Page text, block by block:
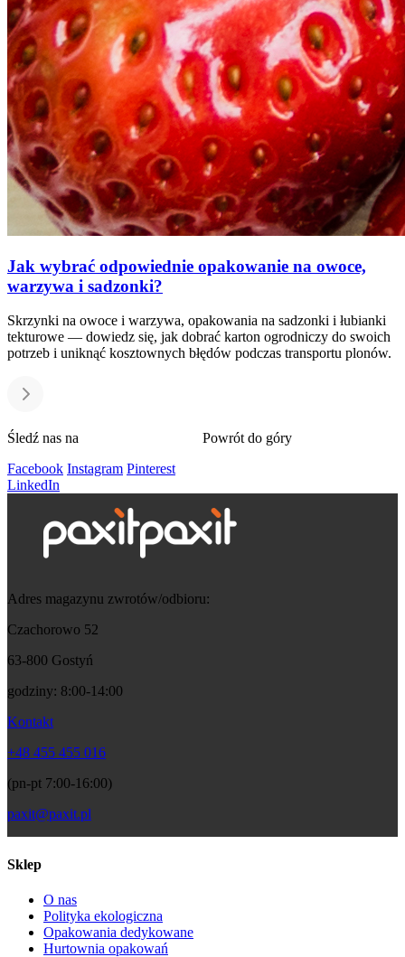
Jak wybrać odpowiednie opakowanie na owoce,
warzywa i sadzonki?
Skrzynki na owoce i warzywa, opakowania na sadzonki i łubianki
tekturowe — dowiedz się, jak dobrać karton ogrodniczy do swoich
potrzeb i uniknąć kosztownych błędów podczas transportu plonów.
Śledź nas na
Facebook Instagram Pinterest
LinkedIn
Powrót do góry
Adres magazynu zwrotów/odbioru:
Czachorowo 52
63-800 Gostyń
godziny: 8:00-14:00
Kontakt
+48 455 455 016
(pn-pt 7:00-16:00)
paxit@paxit.pl
Sklep
O nas
Polityka ekologiczna
Opakowania dedykowane
Hurtownia opakowań